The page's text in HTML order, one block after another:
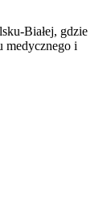
Białej, gdzie
medycznego i